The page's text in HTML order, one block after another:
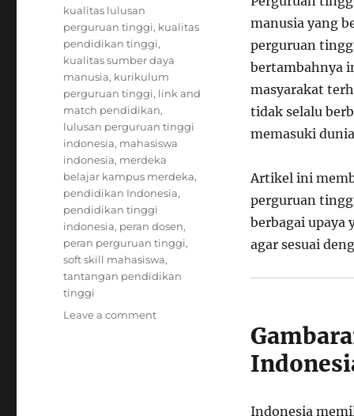
manusia yang
perguruan
bertambahnya
masyarakat
tidak selalu
memasuki
Artikel ini
perguruan
berbagai
agar sesuai
Indonesia
kualitas lulusan
perguruan tinggi, kualitas
pendidikan tinggi,
kualitas sumber daya
manusia, kurikulum
perguruan tinggi, link and
match pendidikan,
lulusan perguruan tinggi
indonesia, mahasiswa
indonesia, merdeka
belajar kampus merdeka,
pendidikan Indonesia,
pendidikan tinggi
indonesia, peran dosen,
peran perguruan tinggi,
soft skill mahasiswa,
tantangan pendidikan
tinggi
Leave a commenton